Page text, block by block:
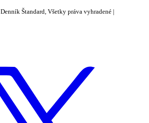
Denník Štandard, Všetky práva vyhradené |